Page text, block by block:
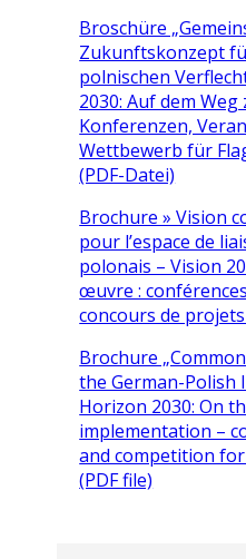
Broschüre
Zukunftskonzept
polnischen
2030: Auf dem
Konferenzen,
Wettbewerb für
(PDF-Datei)
Brochure » Vision
pour l’espace de
polonais – Vision
œuvre :
concours de
Brochure
the German-Polish
Horizon 2030: On
implementation –
and competition
(PDF file)